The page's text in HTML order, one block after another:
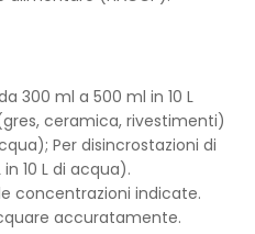
300 ml a 500 ml in 10 L
ceramica, rivestimenti)
Per disincrostazioni di
in 10 L di acqua).
concentrazioni indicate.
accuratamente.